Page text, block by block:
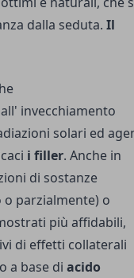
dalla seduta. Il
invecchiamento
solari ed
i filler. Anche in
di sostanze
parzialmente) o
più affidabili,
di effetti collaterali
a base di acido